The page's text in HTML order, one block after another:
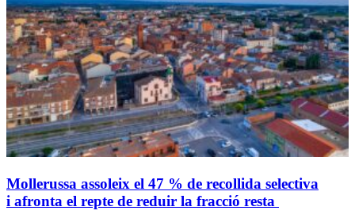
Mollerussa assoleix el 47 % de recollida selectiva
i afronta el repte de reduir la fracció resta